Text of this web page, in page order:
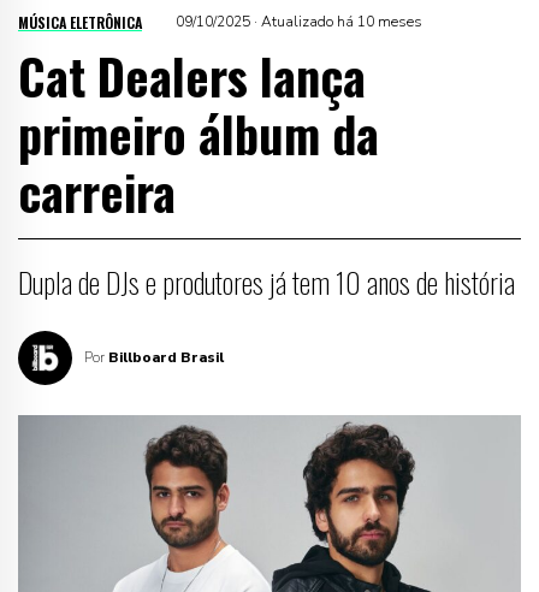
MÚSICA ELETRÔNICA 09/10/2025 · Atualizado há 10 meses
Cat Dealers lança
primeiro álbum da
carreira
Dupla de DJs e produtores já tem 10 anos de história
Por Billboard Brasil